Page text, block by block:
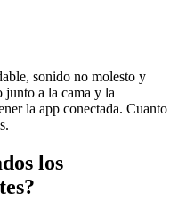
sonido no molesto y
junto a la cama y la
la app conectada. Cuanto
los